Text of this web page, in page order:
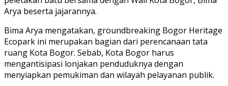
Arya beserta jajarannya.
Bima Arya mengatakan, groundbreaking Bogor Heritage
Ecopark ini merupakan bagian dari perencanaan tata
ruang Kota Bogor. Sebab, Kota Bogor harus
mengantisipasi lonjakan penduduknya dengan
menyiapkan pemukiman dan wilayah pelayanan publik.